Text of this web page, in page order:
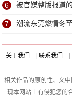
6 被官媒整版报道
7 潮流东莞燃情冬
关于我们 | 联系我们
相关作品的原创性、文
现本网站上有侵犯您的